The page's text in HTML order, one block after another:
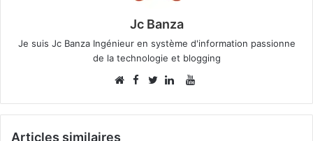
Jc Banza
Je suis Jc Banza Ingénieur en système d'information passionne
de la technologie et blogging
FacebookYouTube
Articles similaires